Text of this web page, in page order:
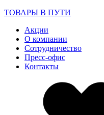
ТОВАРЫ В ПУТИ
Акции
О компании
Сотрудничество
Пресс-офис
Контакты